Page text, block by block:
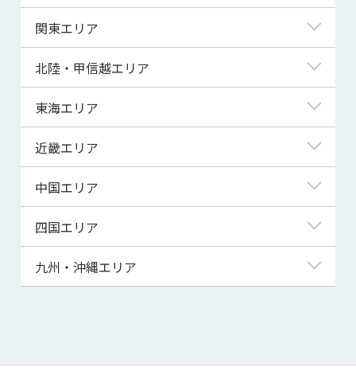
北海道
青森県
宮城県
秋田県
山形県
関東エリア
東京都
神奈川県
埼玉県
千葉県
茨城県
群馬県
北陸・甲信越エリア
新潟県
富山県
福井県
山梨県
長野県
東海エリア
岐阜県
静岡県
三重県
近畿エリア
滋賀県
京都府
大阪府
兵庫県
和歌山県
中国エリア
鳥取県
島根県
四国エリア
徳島県
九州・沖縄エリア